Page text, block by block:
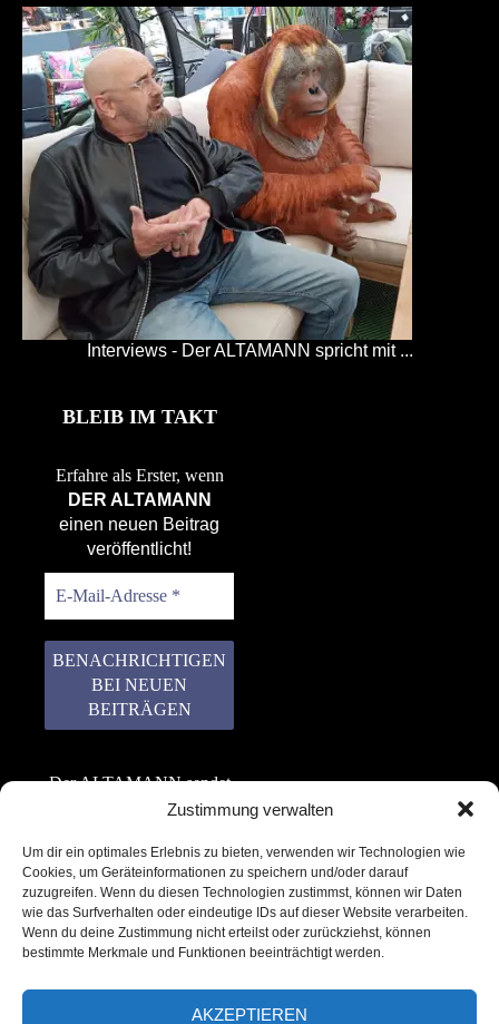
Zustimmung verwalten
Um dir ein optimales Erlebnis zu bieten, verwenden wir Technologien wie
Cookies, um Geräteinformationen zu speichern und/oder darauf
zuzugreifen. Wenn du diesen Technologien zustimmst, können wir Daten
wie das Surfverhalten oder eindeutige IDs auf dieser Website verarbeiten.
Wenn du deine Zustimmung nicht erteilst oder zurückziehst, können
bestimmte Merkmale und Funktionen beeinträchtigt werden.
AKZEPTIEREN
Interviews - Der ALTAMANN spricht mit ...
BLEIB IM TAKT
Erfahre als Erster, wenn
DER ALTAMANN
einen neuen Beitrag
veröffentlicht!
Der ALTAMANN sendet
keinen Spam! Er gibt
weiter. Erfahre mehr in
unserer
Datenschutzerklärung.